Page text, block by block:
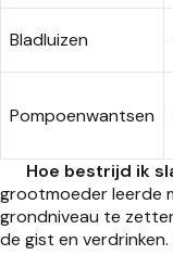
Bladluizen
Pompoenwantsen
Hoe bestrijd ik
grootmoeder leerde
grondniveau te
de gist en